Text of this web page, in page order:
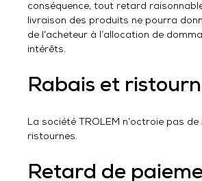
conséquence, tout retard
livraison des produits ne pourra
de l’acheteur à l’allocation de
intérêts.
Rabais et
La société TROLEM n’octroie pas de
ristournes.
Retard de